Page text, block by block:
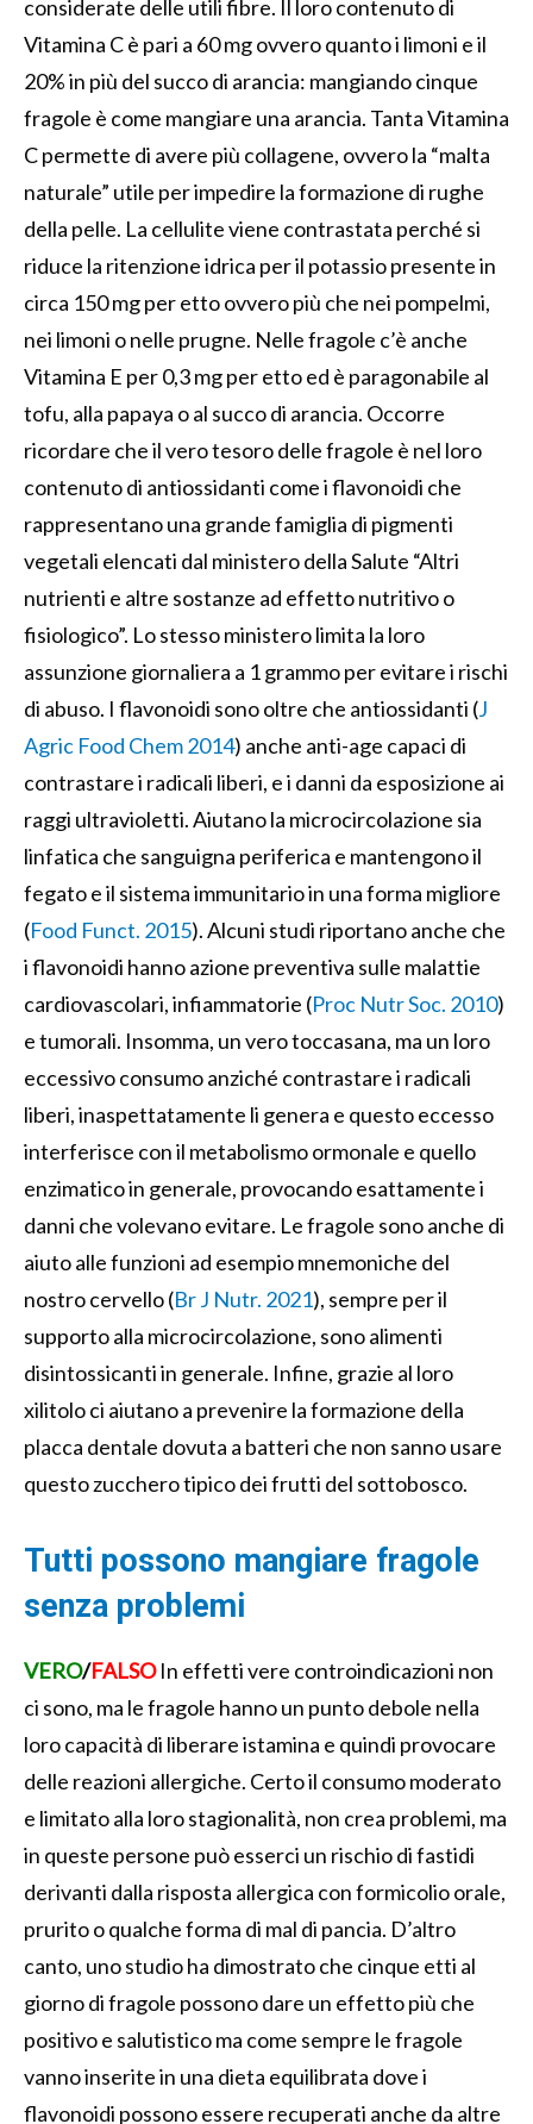
considerate delle utili fibre. Il loro contenuto di
Vitamina C è pari a 60 mg ovvero quanto i limoni e il
20% in più del succo di arancia: mangiando cinque
fragole è come mangiare una arancia. Tanta Vitamina
C permette di avere più collagene, ovvero la “malta
naturale” utile per impedire la formazione di rughe
della pelle. La cellulite viene contrastata perché si
riduce la ritenzione idrica per il potassio presente in
circa 150 mg per etto ovvero più che nei pompelmi,
nei limoni o nelle prugne. Nelle fragole c’è anche
Vitamina E per 0,3 mg per etto ed è paragonabile al
tofu, alla papaya o al succo di arancia. Occorre
ricordare che il vero tesoro delle fragole è nel loro
contenuto di antiossidanti come i flavonoidi che
rappresentano una grande famiglia di pigmenti
vegetali elencati dal ministero della Salute “Altri
nutrienti e altre sostanze ad effetto nutritivo o
fisiologico”. Lo stesso ministero limita la loro
assunzione giornaliera a 1 grammo per evitare i rischi
di abuso. I flavonoidi sono oltre che antiossidanti (J
Agric Food Chem 2014) anche anti-age capaci di
contrastare i radicali liberi, e i danni da esposizione ai
raggi ultravioletti. Aiutano la microcircolazione sia
linfatica che sanguigna periferica e mantengono il
fegato e il sistema immunitario in una forma migliore
(Food Funct. 2015). Alcuni studi riportano anche che
i flavonoidi hanno azione preventiva sulle malattie
cardiovascolari, infiammatorie (Proc Nutr Soc. 2010)
e tumorali. Insomma, un vero toccasana, ma un loro
eccessivo consumo anziché contrastare i radicali
liberi, inaspettatamente li genera e questo eccesso
interferisce con il metabolismo ormonale e quello
enzimatico in generale, provocando esattamente i
danni che volevano evitare. Le fragole sono anche di
aiuto alle funzioni ad esempio mnemoniche del
nostro cervello (Br J Nutr. 2021), sempre per il
supporto alla microcircolazione, sono alimenti
disintossicanti in generale. Infine, grazie al loro
xilitolo ci aiutano a prevenire la formazione della
placca dentale dovuta a batteri che non sanno usare
questo zucchero tipico dei frutti del sottobosco.
Tutti possono mangiare fragole
senza problemi
VERO/FALSOIn effetti vere controindicazioni non
ci sono, ma le fragole hanno un punto debole nella
loro capacità di liberare istamina e quindi provocare
delle reazioni allergiche. Certo il consumo moderato
e limitato alla loro stagionalità, non crea problemi, ma
in queste persone può esserci un rischio di fastidi
derivanti dalla risposta allergica con formicolio orale,
prurito o qualche forma di mal di pancia. D’altro
canto, uno studio ha dimostrato che cinque etti al
giorno di fragole possono dare un effetto più che
positivo e salutistico ma come sempre le fragole
vanno inserite in una dieta equilibrata dove i
flavonoidi possono essere recuperati anche da altre